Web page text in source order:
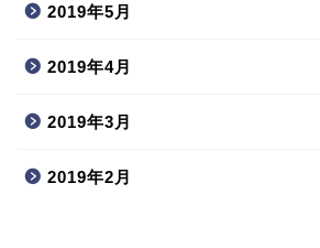
2019年5月
2019年4月
2019年3月
2019年2月